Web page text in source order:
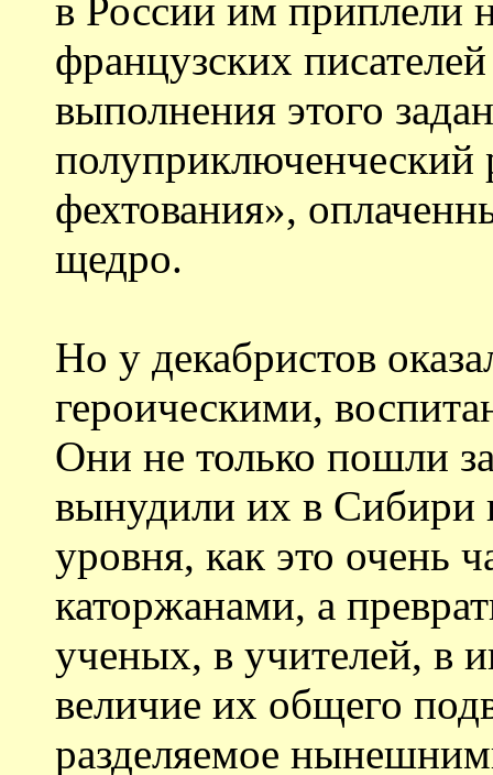
в России им приплели
французских
выполнения этого
полуприключенческий
фехтования»,
щедро.
Но у декабристов
героическими,
Они не только пошли
вынудили их в Сибири
уровня, как это очень
каторжанами, а
ученых, в учителей, в
величие их общего
разделяемое